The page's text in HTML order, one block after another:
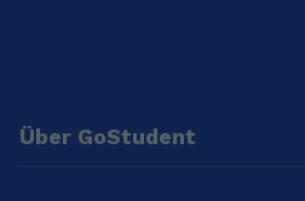
Über GoStudent